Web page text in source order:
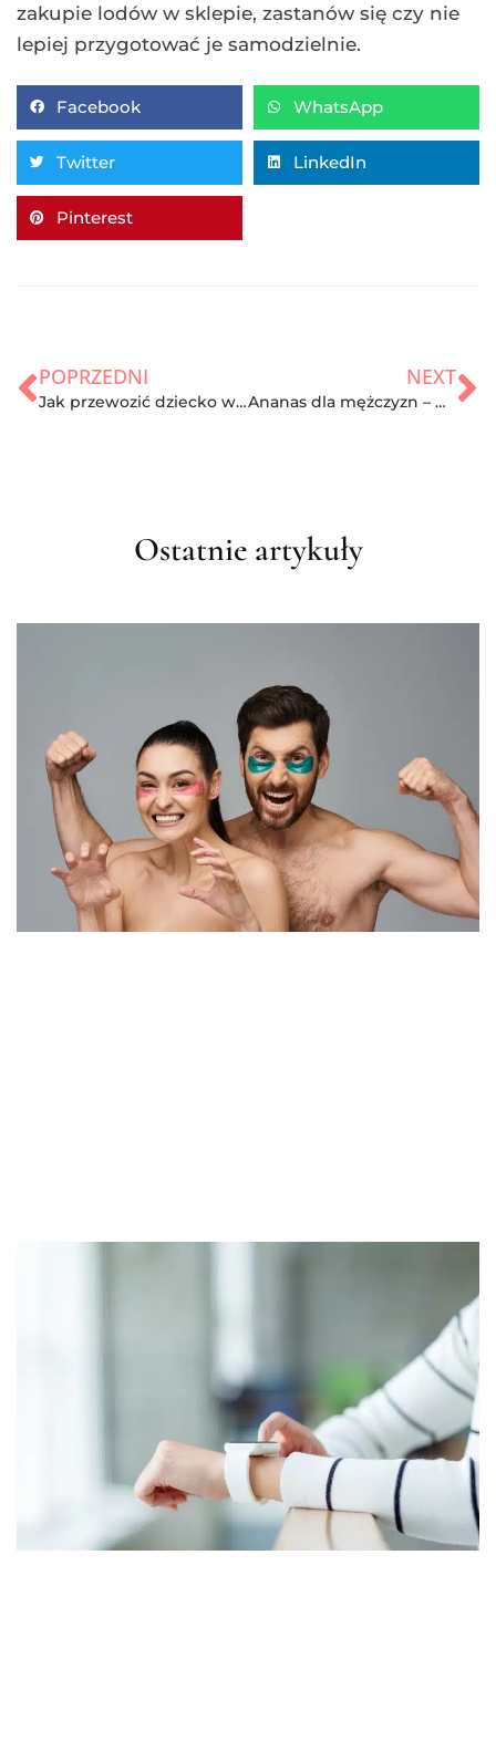
zakupie lodów w sklepie, zastanów się czy nie
lepiej przygotować je samodzielnie.
Facebook WhatsApp
Twitter LinkedIn
Pinterest
POPRZEDNI
Jak przewozić dziecko w samochodzie?
NEXT
Ananas dla mężczyzn – właściwości
Ostatnie artykuły